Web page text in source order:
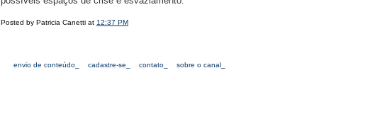
Posted by Patricia Canetti at 12:37 PM
envio de conteúdo_ cadastre-se_ contato_ sobre o canal_